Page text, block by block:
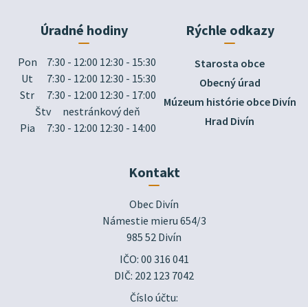
Úradné hodiny
Pon
7:30 - 12:00 12:30 - 15:30
Ut
7:30 - 12:00 12:30 - 15:30
Str
7:30 - 12:00 12:30 - 17:00
Štv
nestránkový deň
Pia
7:30 - 12:00 12:30 - 14:00
Rýchle odkazy
Starosta obce
Obecný úrad
Múzeum histórie obce Divín
Hrad Divín
Kontakt
Obec Divín
Námestie mieru 654/3
985 52 Divín
IČO: 00 316 041
DIČ: 202 123 7042
Číslo účtu: